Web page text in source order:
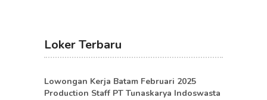
Loker Terbaru
Lowongan Kerja Batam Februari 2025
Production Staff PT Tunaskarya Indoswasta